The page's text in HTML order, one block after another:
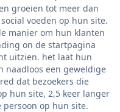
groeien tot meer dan
voeden op hun site.
manier om hun klanten
on de startpagina
uitzien. het laat hun
naadloos een geweldige
dat bezoekers die
hun site, 2,5 keer langer
op hun site.